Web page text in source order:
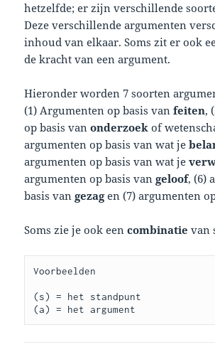
hetzelfde; er zijn verschillende
Deze verschillende argumenten
inhoud van elkaar. Soms zit er ook
de kracht van een argument.
Hieronder worden 7 soorten
(1) Argumenten op basis vanfeiten,
op basis vanonderzoek of
argumenten op basis van wat je
argumenten op basis van wat je
argumenten op basis vangeloof, (6)
basis vangezagen (7) argumenten
Soms zie je ook eencombinatie van
Voorbeelden
(s) = het standpunt
(a) = het argument